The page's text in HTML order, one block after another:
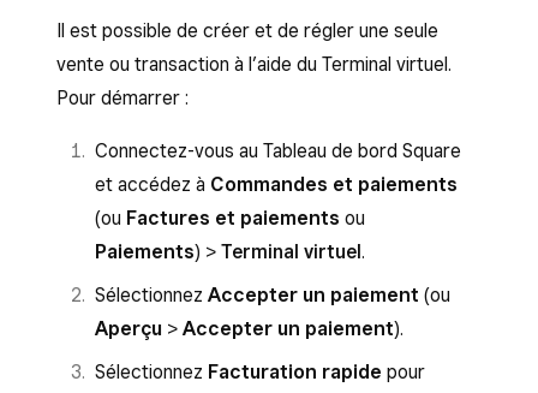
Il est possible de créer et de régler une seule
vente ou transaction à l’aide du Terminal virtuel.
Pour démarrer :
Connectez-vous au Tableau de bord Square
et accédez à Commandes et paiements
(ou Factures et paiements ou
Paiements) > Terminal virtuel.
Sélectionnez Accepter un paiement (ou
Aperçu > Accepter un paiement).
Sélectionnez Facturation rapide pour